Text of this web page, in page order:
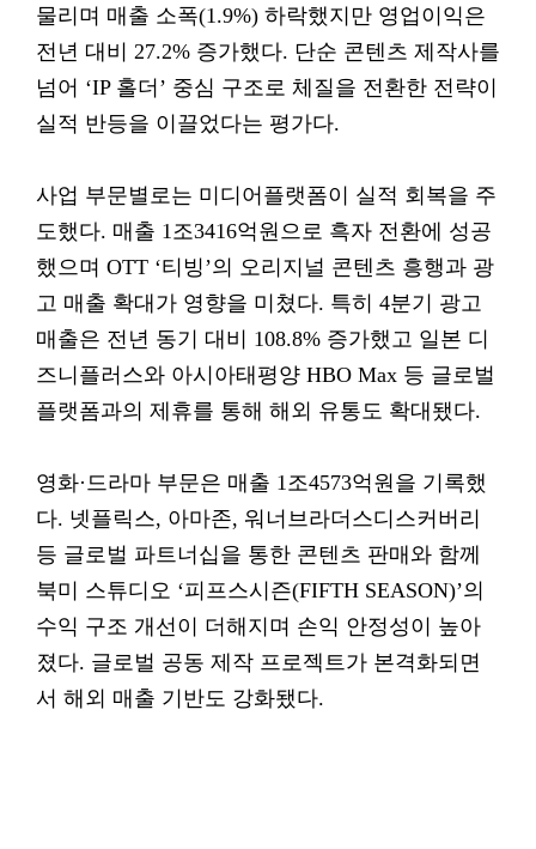
물리며 매출 소폭(1.9%) 하락했지만 영업이익은
전년 대비 27.2% 증가했다. 단순 콘텐츠 제작사를
넘어 ‘IP 홀더’ 중심 구조로 체질을 전환한 전략이
실적 반등을 이끌었다는 평가다.
사업 부문별로는 미디어플랫폼이 실적 회복을 주
도했다. 매출 1조3416억원으로 흑자 전환에 성공
했으며 OTT ‘티빙’의 오리지널 콘텐츠 흥행과 광
고 매출 확대가 영향을 미쳤다. 특히 4분기 광고
매출은 전년 동기 대비 108.8% 증가했고 일본 디
즈니플러스와 아시아태평양 HBO Max 등 글로벌
플랫폼과의 제휴를 통해 해외 유통도 확대됐다.
영화·드라마 부문은 매출 1조4573억원을 기록했
다. 넷플릭스, 아마존, 워너브라더스디스커버리
등 글로벌 파트너십을 통한 콘텐츠 판매와 함께
북미 스튜디오 ‘피프스시즌(FIFTH SEASON)’의
수익 구조 개선이 더해지며 손익 안정성이 높아
졌다. 글로벌 공동 제작 프로젝트가 본격화되면
서 해외 매출 기반도 강화됐다.